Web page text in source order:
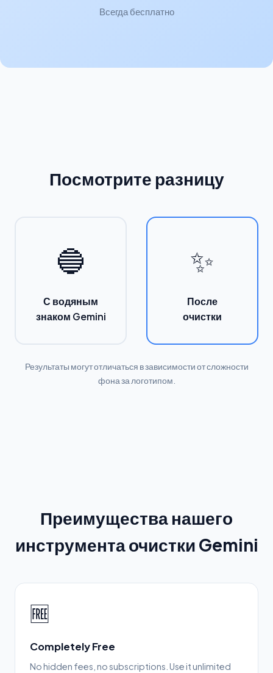
Всегда бесплатно
Посмотрите разницу
🔵
С водяным
знаком Gemini
✨
После
очистки
Результаты могут отличаться в зависимости от сложности
фона за логотипом.
Преимущества нашего
инструмента очистки Gemini
🆓
Completely Free
No hidden fees, no subscriptions. Use it unlimited